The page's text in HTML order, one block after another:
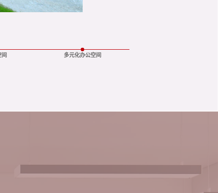
间 多元化办公空间